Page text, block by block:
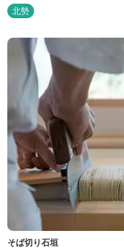
りを海産物にまとわせたり、
とローストしたり。炎が生み
でお楽しみください。料理監
島竜司。探...
北勢
そば切り石垣